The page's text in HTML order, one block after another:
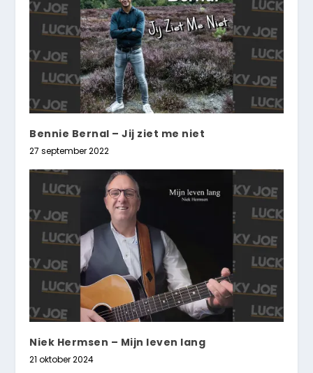
Bennie Bernal – Jij ziet me niet
27 september 2022
Niek Hermsen – Mijn leven lang
21 oktober 2024